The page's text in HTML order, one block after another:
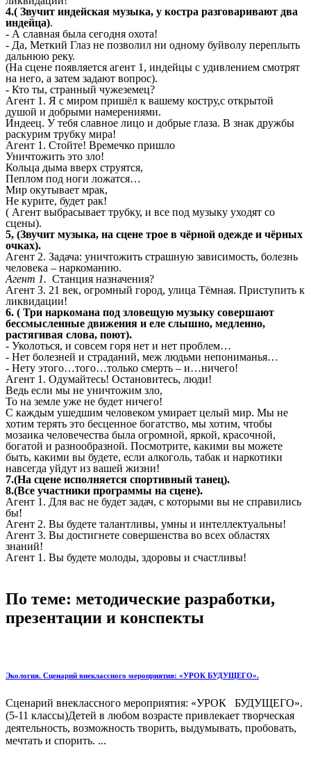
4.( Звучит индейская музыка, у костра разговаривают два
индейца).
- А славная была сегодня охота!
- Да, Меткий Глаз не позволил ни одному буйволу переплыть
дальнюю реку.
(На сцене появляется агент 1, индейцы с удивлением смотрят
на него, а затем задают вопрос).
- Кто ты, странный чужеземец?
Агент 1. Я с миром пришёл к вашему костру,с открытой
душой и добрыми намерениями.
Индеец. У тебя славное лицо и добрые глаза. В знак дружбы
раскурим трубку мира!
Агент 1. Стойте! Времечко пришло
Уничтожить это зло!
Кольца дыма вверх струятся,
Пеплом под ноги ложатся…
Мир окутывает мрак,
Не курите, будет рак!
( Агент выбрасывает трубку, и все под музыку уходят со
сцены).
5, (Звучит музыка, на сцене трое в чёрной одежде и чёрных
очках).
Агент 2. Задача: уничтожить страшную зависимость, болезнь
человека – наркоманию.
Агент 1. Станция назначения?
Агент 3. 21 век, огромный город, улица Тёмная. Приступить к
ликвидации!
6. ( Три наркомана под зловещую музыку совершают
бессмысленные движения и еле слышно, медленно,
растягивая слова, поют).
- Уколоться, и совсем горя нет и нет проблем…
- Нет болезней и страданий, меж людьми непониманья…
- Нету этого…того…только смерть – и…ничего!
Агент 1. Одумайтесь! Остановитесь, люди!
Ведь если мы не уничтожим зло,
То на земле уже не будет ничего!
С каждым ушедшим человеком умирает целый мир. Мы не
хотим терять это бесценное богатство, мы хотим, чтобы
мозаика человечества была огромной, яркой, красочной,
богатой и разнообразной. Посмотрите, какими вы можете
быть, какими вы будете, если алкоголь, табак и наркотики
навсегда уйдут из вашей жизни!
7.(На сцене исполняется спортивный танец).
8.(Все участники программы на сцене).
Агент 1. Для вас не будет задач, с которыми вы не справились
бы!
Агент 2. Вы будете талантливы, умны и интеллектуальны!
Агент 3. Вы достигнете совершенства во всех областях
знаний!
Агент 1. Вы будете молоды, здоровы и счастливы!
По теме: методические разработки,
презентации и конспекты
Экология. Сценарий внеклассного мероприятия: «УРОК БУДУЩЕГО».
Сценарий внеклассного мероприятия: «УРОК БУДУЩЕГО».
(5-11 классы)Детей в любом возрасте привлекает творческая
деятельность, возможность творить, выдумывать, пробовать,
мечтать и спорить. ...